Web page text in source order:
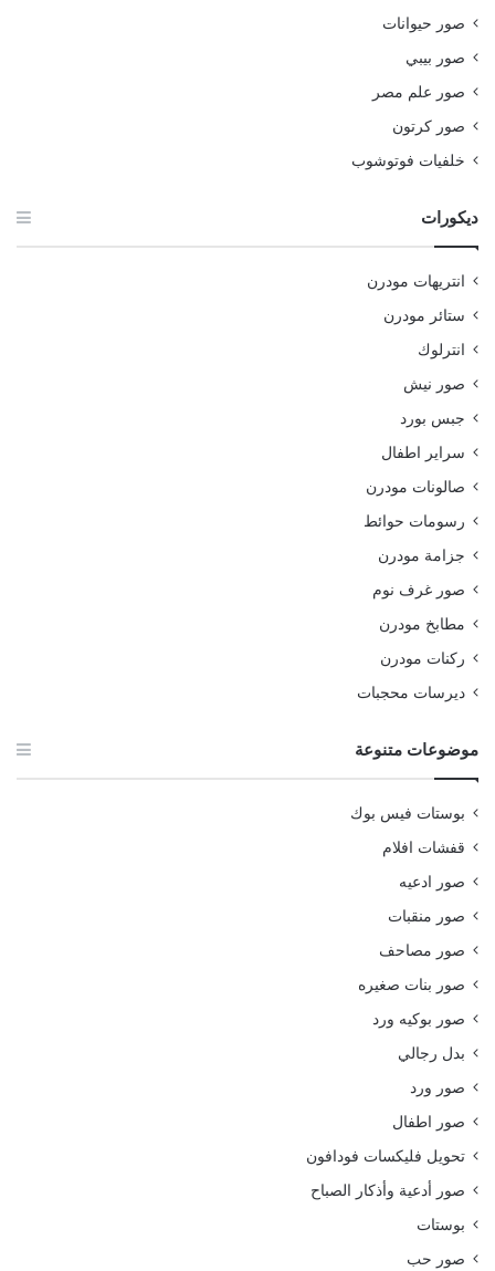
صور حيوانات
صور بيبي
صور علم مصر
صور كرتون
خلفيات فوتوشوب
ديكورات
انتريهات مودرن
ستائر مودرن
انترلوك
صور نيش
جبس بورد
سراير اطفال
صالونات مودرن
رسومات حوائط
جزامة مودرن
صور غرف نوم
مطابخ مودرن
ركنات مودرن
ديرسات محجبات
موضوعات متنوعة
بوستات فيس بوك
قفشات افلام
صور ادعيه
صور منقبات
صور مصاحف
صور بنات صغيره
صور بوكيه ورد
بدل رجالي
صور ورد
صور اطفال
تحويل فليكسات فودافون
صور أدعية وأذكار الصباح
بوستات
صور حب